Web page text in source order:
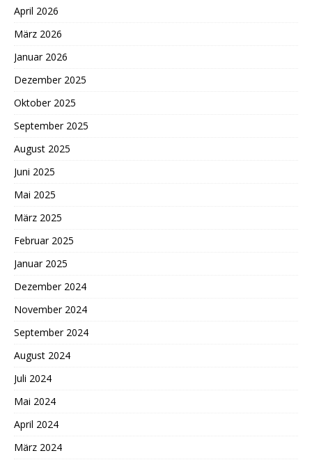
April 2026
März 2026
Januar 2026
Dezember 2025
Oktober 2025
September 2025
August 2025
Juni 2025
Mai 2025
März 2025
Februar 2025
Januar 2025
Dezember 2024
November 2024
September 2024
August 2024
Juli 2024
Mai 2024
April 2024
März 2024